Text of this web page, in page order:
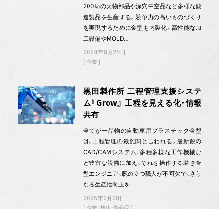
200㎏の大物部品や深穴中空品など多様な鍛
造製品を生産する。競争力の高いものづくり
を実現するために金型も内製化。高性能な加
工設備やMOLD…
2024年9月25日
企業
黒田製作所 工程管理支援システ
ム『Grow』 工程を見える化・情報
共有
全てが一品物の自動車用プラスチック金型
は、工程管理の最難関と言われる。最新鋭の
CAD/CAMシステム、多種多様な工作機械な
ど豊富な設備に加え、それを操作する若き金
型エンジニア、腕の立つ職人が不可欠で、さら
なる生産性向上を…
2025年2月28日
企業 技術・新商品